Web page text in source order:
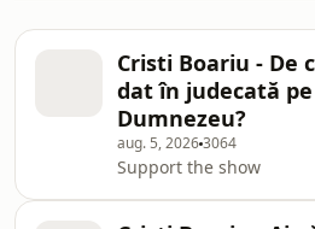
Cristi Boariu - De
dat în judecată pe
Dumnezeu?
aug. 5, 20263064
Support the show